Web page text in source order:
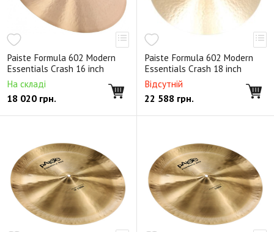
Paiste Formula 602 Modern
Essentials Crash 16 inch
На складі
18 020 грн.
Paiste Formula 602 Modern
Essentials Crash 18 inch
Відсутній
22 588 грн.